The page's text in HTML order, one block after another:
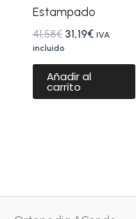
Estampado
41,58€ 31,19€ IVA
incluido
Añadir al
carrito